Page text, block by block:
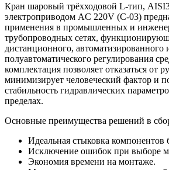
Кран шаровый трёхходовой L-тип,
электроприводом AC 220V (С-03)
применения в промышленных и
трубопроводных сетях,
дистанционного, автоматизированного
полуавтоматического регулирования
комплектация позволяет отказаться от
минимизирует человеческий фактор и
стабильность гидравлических
пределах.
Основные преимущества решений в
Идеальная стыковка компонентов
Исключение ошибок при выборе
Экономия времени на монтаже.